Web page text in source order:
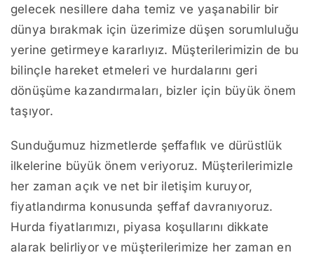
gelecek nesillere daha temiz ve yaşanabilir bir
dünya bırakmak için üzerimize düşen sorumluluğu
yerine getirmeye kararlıyız. Müşterilerimizin de bu
bilinçle hareket etmeleri ve hurdalarını geri
dönüşüme kazandırmaları, bizler için büyük önem
taşıyor.
Sunduğumuz hizmetlerde şeffaflık ve dürüstlük
ilkelerine büyük önem veriyoruz. Müşterilerimizle
her zaman açık ve net bir iletişim kuruyor,
fiyatlandırma konusunda şeffaf davranıyoruz.
Hurda fiyatlarımızı, piyasa koşullarını dikkate
alarak belirliyor ve müşterilerimize her zaman en